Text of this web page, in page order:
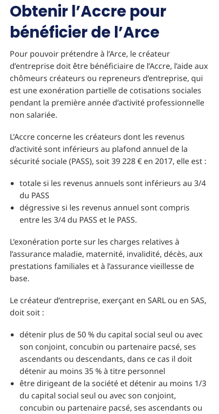
Obtenir l’Accre pour
bénéficier de l’Arce
Pour pouvoir prétendre à l’Arce, le créateur
d’entreprise doit être bénéficiaire de l’Accre, l’aide aux
chômeurs créateurs ou repreneurs d’entreprise, qui
est une exonération partielle de cotisations sociales
pendant la première année d’activité professionnelle
non salariée.
L’Accre concerne les créateurs dont les revenus
d’activité sont inférieurs au plafond annuel de la
sécurité sociale (PASS), soit 39 228 € en 2017, elle est :
totale si les revenus annuels sont inférieurs au 3/4
du PASS
dégressive si les revenus annuel sont compris
entre les 3/4 du PASS et le PASS.
L’exonération porte sur les charges relatives à
l’assurance maladie, maternité, invalidité, décès, aux
prestations familiales et à l’assurance vieillesse de
base.
Le créateur d’entreprise, exerçant en SARL ou en SAS,
doit soit :
détenir plus de 50 % du capital social seul ou avec
son conjoint, concubin ou partenaire pacsé, ses
ascendants ou descendants, dans ce cas il doit
détenir au moins 35 % à titre personnel
être dirigeant de la société et détenir au moins 1/3
du capital social seul ou avec son conjoint,
concubin ou partenaire pacsé, ses ascendants ou